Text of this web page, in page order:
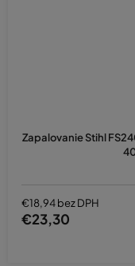
Zapalovanie Stihl
€18,94 bez DPH
€23,30